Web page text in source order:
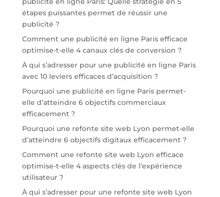
étapes puissantes permet de réussir une
publicité ?
Comment une publicité en ligne Paris efficace
optimise-t-elle 4 canaux clés de conversion ?
À qui s’adresser pour une publicité en ligne Paris
avec 10 leviers efficaces d’acquisition ?
Pourquoi une publicité en ligne Paris permet-
elle d’atteindre 6 objectifs commerciaux
efficacement ?
Pourquoi une refonte site web Lyon permet-elle
d’atteindre 6 objectifs digitaux efficacement ?
Comment une refonte site web Lyon efficace
optimise-t-elle 4 aspects clés de l’expérience
utilisateur ?
À qui s’adresser pour une refonte site web Lyon